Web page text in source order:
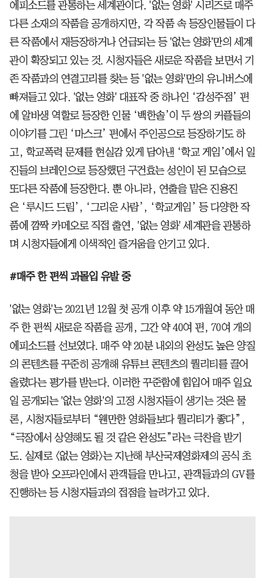
에피소드를 관통하는 세계관이다. '없는 영화' 시리즈로 매주
다른 소재의 작품을 공개하지만, 각 작품 속 등장인물들이 다
른 작품에서 재등장하거나 언급되는 등 '없는 영화'만의 세계
관이 확장되고 있는 것. 시청자들은 새로운 작품을 보면서 기
존 작품과의 연결고리를 찾는 등 '없는 영화'만의 유니버스에
빠져들고 있다. '없는 영화' 대표작 중 하나인 ‘감성주점’ 편
에 알바생 역할로 등장한 인물 ‘백한솔’이 두 쌍의 커플들의
이야기를 그린 ‘마스크’ 편에서 주인공으로 등장하기도 하
고, 학교폭력 문제를 현실감 있게 담아낸 ‘학교 게임’에서 일
진들의 브레인으로 등장했던 구건효는 성인이 된 모습으로
또다른 작품에 등장한다. 뿐 아니라, 연출을 맡은 진용진
은 ‘루시드 드림’, ‘그리운 사람’, ‘학교게임’ 등 다양한 작
품에 깜짝 카메오로 직접 출연, '없는 영화' 세계관을 관통하
며 시청자들에게 이색적인 즐거움을 안기고 있다.
#매주 한 편씩 과몰입 유발 중
'없는 영화'는 2021년 12월 첫 공개 이후 약 15개월여 동안 매
주 한 편씩 새로운 작품을 공개, 그간 약 40여 편, 70여 개의
에피소드를 선보였다. 매주 약 20분 내외의 완성도 높은 양질
의 콘텐츠를 꾸준히 공개해 유튜브 콘텐츠의 퀄리티를 끌어
올렸다는 평가를 받는다. 이러한 꾸준함에 힘입어 매주 일요
일 공개되는 '없는 영화'의 고정 시청자들이 생기는 것은 물
론, 시청자들로부터 “웬만한 영화들보다 퀄리티가 좋다”,
“극장에서 상영해도 될 것 같은 완성도”라는 극찬을 받기
도. 실제로 <없는 영화>는 지난해 부산국제영화제의 공식 초
청을 받아 오프라인에서 관객들을 만나고, 관객들과의 GV를
진행하는 등 시청자들과의 접점을 늘려가고 있다.